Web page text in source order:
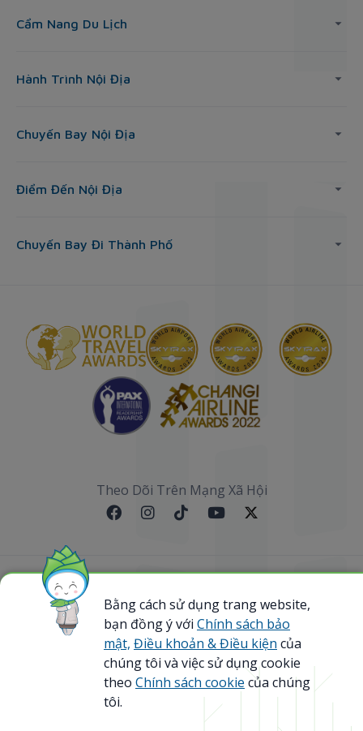
Cẩm Nang Du Lịch
Hành Trình Nội Địa
Chuyến Bay Nội Địa
Điểm Đến Nội Địa
Chuyến Bay Đi Thành Phố
Theo Dõi Trên Mạng Xã Hội
Sơ đồ website
@ 2023 Bamboo Airways Copyright. All Rights
Reserved.
Business Registration Code: 0107867370
Bằng cách sử dụng trang website,
bạn đồng ý với Chính sách bảo
mật, Điều khoản & Điều kiện của
chúng tôi và việc sử dụng cookie
theo Chính sách cookie của chúng
tôi.